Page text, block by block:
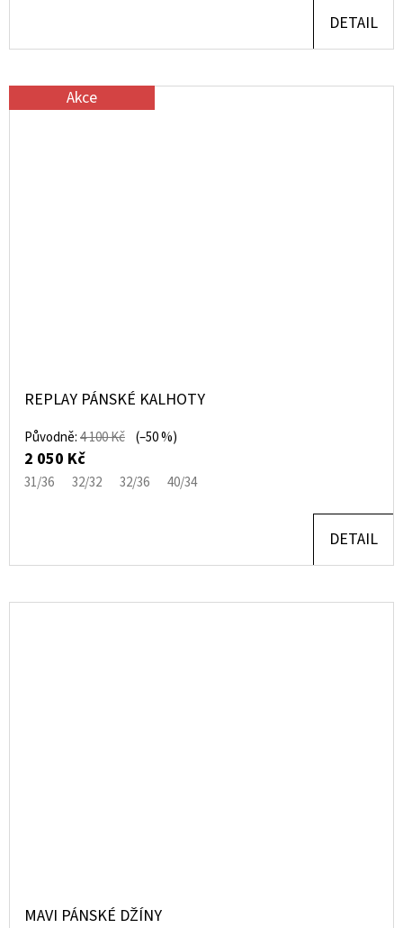
DETAIL
Akce
REPLAY PÁNSKÉ KALHOTY
Původně:4 100 Kč (–50 %)
2 050 Kč
31/36 32/32 32/36 40/34
DETAIL
MAVI PÁNSKÉ DŽÍNY